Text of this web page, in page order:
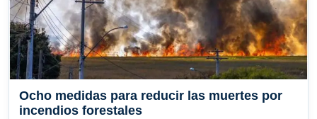
Ocho medidas para reducir las muertes por
incendios forestales